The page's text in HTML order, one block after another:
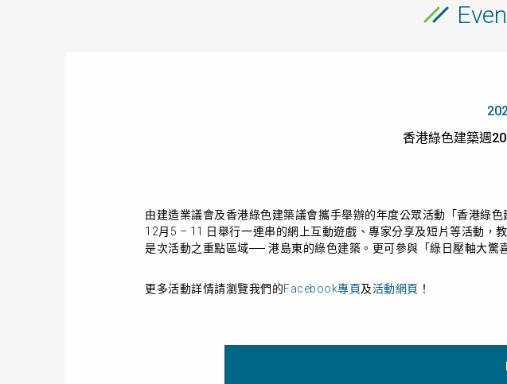
香港綠色建築週
由建造業議會及香港綠色建築議會攜手舉辦的年度公眾活動「香港綠
12月 5 – 11
日舉行一連串的網上互動遊戲、專家分享及短片等活動，
是次活動之重點區域── 港島東的綠色建築。更可參與「綠日壓軸大驚
更多活動詳情請瀏覽我們的Facebook專頁及活動網頁 ！